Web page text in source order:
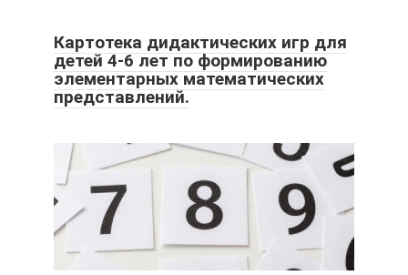
Картотека дидактических игр для
детей 4-6 лет по формированию
элементарных математических
представлений.